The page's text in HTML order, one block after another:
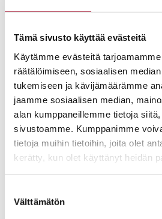
Tämä sivusto käyttää evästeitä
Käytämme evästeitä
räätälöimiseen, sosiaalisen
tukemiseen ja kävijämäärämme
jaamme sosiaalisen median,
alan kumppaneillemme tietoja
sivustoamme. Kumppanimme
tietoja muihin tietoihin, joita olet
kerätty, kun olet käyttänyt heidän
valinta
Välttämätön